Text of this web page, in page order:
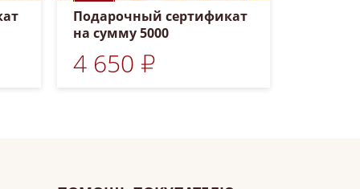
Подарочный сертификат
на сумму 5000
4 650 ₽